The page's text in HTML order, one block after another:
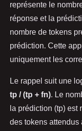
représente le
réponse et la
nombre de tokens
prédiction. Cette
uniquement les
Le rappel suit une
tp / (tp + fn). Le
la prédiction (tp) est
des tokens attendus